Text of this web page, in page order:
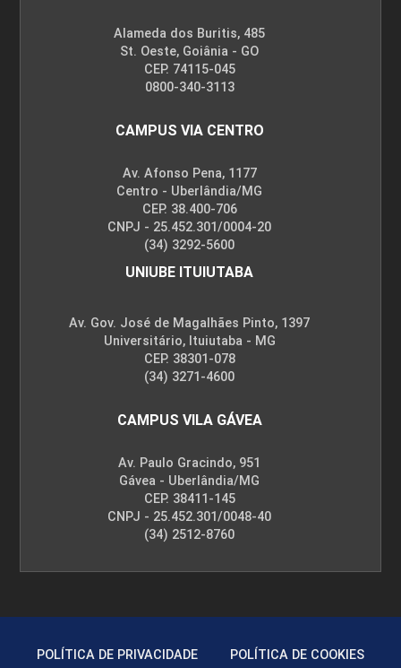
Alameda dos Buritis, 485
St. Oeste, Goiânia - GO
CEP. 74115-045
0800-340-3113
CAMPUS VIA CENTRO
Av. Afonso Pena, 1177
Centro - Uberlândia/MG
CEP. 38.400-706
CNPJ - 25.452.301/0004-20
(34) 3292-5600
UNIUBE ITUIUTABA
Av. Gov. José de Magalhães Pinto, 1397
Universitário, Ituiutaba - MG
CEP. 38301-078
(34) 3271-4600
CAMPUS VILA GÁVEA
Av. Paulo Gracindo, 951
Gávea - Uberlândia/MG
CEP. 38411-145
CNPJ - 25.452.301/0048-40
(34) 2512-8760
POLÍTICA DE PRIVACIDADE POLÍTICA DE COOKIES